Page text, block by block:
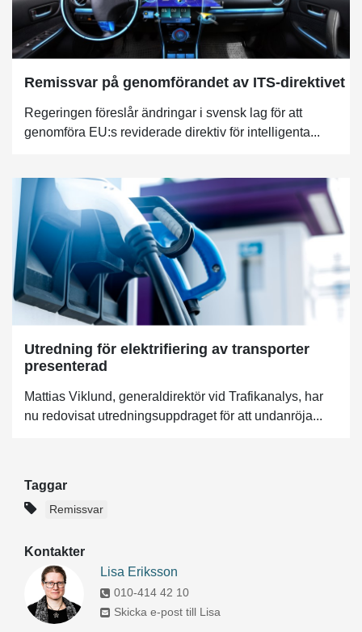
Remissvar på genomförandet av ITS-direktivet
Regeringen föreslår ändringar i svensk lag för att
genomföra EU:s reviderade direktiv för intelligenta...
Utredning för elektrifiering av transporter
presenterad
Mattias Viklund, generaldirektör vid Trafikanalys, har
nu redovisat utredningsuppdraget för att undanröja...
Taggar
Remissvar
Kontakter
Lisa Eriksson
010-414 42 10
Skicka e-post till Lisa